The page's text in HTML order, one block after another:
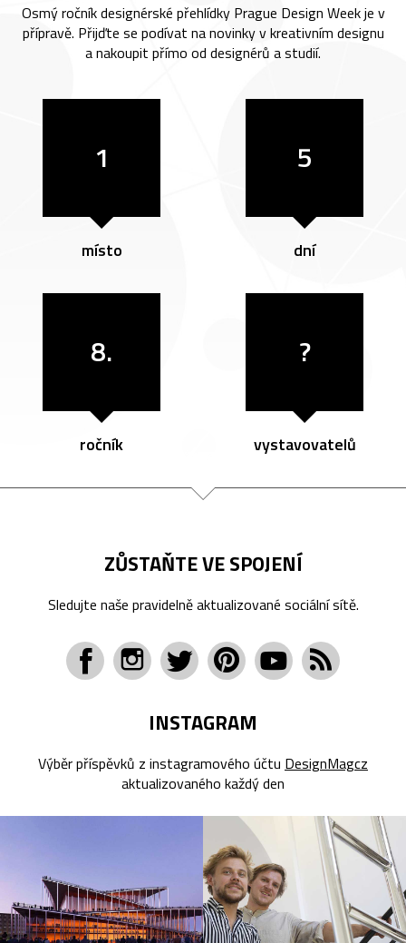
Osmý ročník designérské přehlídky Prague Design Week je v
přípravě. Přijďte se podívat na novinky v kreativním designu
a nakoupit přímo od designérů a studií.
1
místo
5
dní
8.
ročník
?
vystavovatelů
ZŮSTAŇTE VE SPOJENÍ
Sledujte naše pravidelně aktualizované sociální sítě.
INSTAGRAM
Výběr příspěvků z instagramového účtu DesignMagcz
aktualizovaného každý den